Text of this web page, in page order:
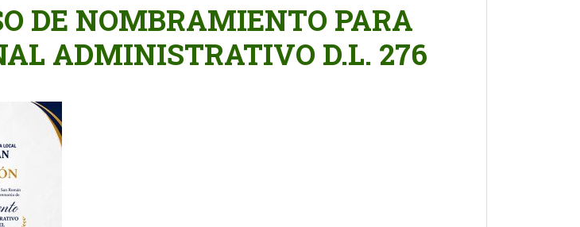
DE NOMBRAMIENTO PARA
ADMINISTRATIVO D.L. 276